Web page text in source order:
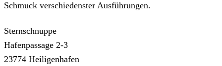
Schmuck verschiedenster Ausführungen.
Sternschnuppe
Hafenpassage 2-3
23774 Heiligenhafen